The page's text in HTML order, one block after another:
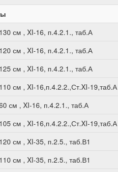
см , XI-16, п.4.2.1., таб.А
см , XI-16, п.4.2.1., таб.А
см , XI-16, п.4.2.1., таб.А
см , XI-16,п.4.2.2.,Ст.XI-19,таб.А
см , XI-16, п.4.2.1., таб.А
см , XI-16,п.4.2.2.,Ст.XI-19,таб.А
см , XI-35, п.2.5., таб.В1
см , XI-35, п.2.5., таб.В1